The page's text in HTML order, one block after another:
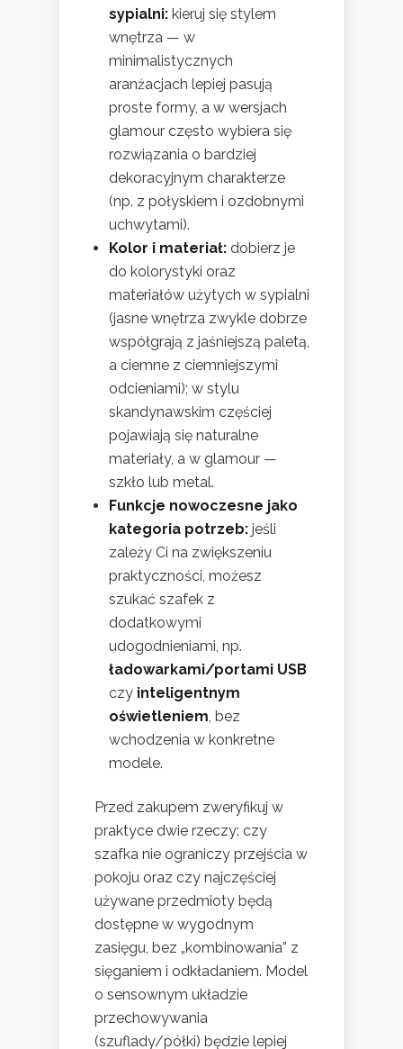
sypialni: kieruj się stylem
wnętrza — w
minimalistycznych
aranżacjach lepiej pasują
proste formy, a w wersjach
glamour często wybiera się
rozwiązania o bardziej
dekoracyjnym charakterze
(np. z połyskiem i ozdobnymi
uchwytami).
Kolor i materiał: dobierz je
do kolorystyki oraz
materiałów użytych w sypialni
(jasne wnętrza zwykle dobrze
współgrają z jaśniejszą paletą,
a ciemne z ciemniejszymi
odcieniami); w stylu
skandynawskim częściej
pojawiają się naturalne
materiały, a w glamour —
szkło lub metal.
Funkcje nowoczesne jako
kategoria potrzeb: jeśli
zależy Ci na zwiększeniu
praktyczności, możesz
szukać szafek z
dodatkowymi
udogodnieniami, np.
ładowarkami/portami USB
czy inteligentnym
oświetleniem, bez
wchodzenia w konkretne
modele.
Przed zakupem zweryfikuj w
praktyce dwie rzeczy: czy
szafka nie ograniczy przejścia w
pokoju oraz czy najczęściej
używane przedmioty będą
dostępne w wygodnym
zasięgu, bez „kombinowania” z
sięganiem i odkładaniem. Model
o sensownym układzie
przechowywania
(szuflady/półki) będzie lepiej